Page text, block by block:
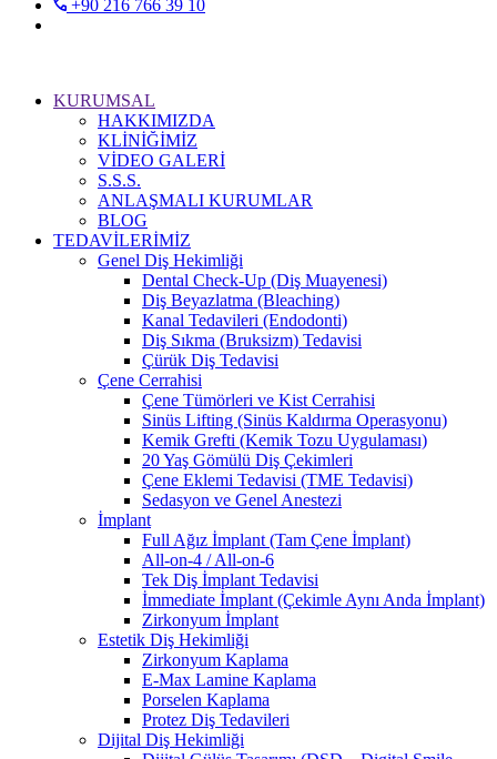
+90 216 766 39 10
KURUMSAL
HAKKIMIZDA
KLİNİĞİMİZ
VİDEO GALERİ
S.S.S.
ANLAŞMALI KURUMLAR
BLOG
TEDAVİLERİMİZ
Genel Diş Hekimliği
Dental Check-Up (Diş Muayenesi)
Diş Beyazlatma (Bleaching)
Kanal Tedavileri (Endodonti)
Diş Sıkma (Bruksizm) Tedavisi
Çürük Diş Tedavisi
Çene Cerrahisi
Çene Tümörleri ve Kist Cerrahisi
Sinüs Lifting (Sinüs Kaldırma Operasyonu)
Kemik Grefti (Kemik Tozu Uygulaması)
20 Yaş Gömülü Diş Çekimleri
Çene Eklemi Tedavisi (TME Tedavisi)
Sedasyon ve Genel Anestezi
İmplant
Full Ağız İmplant (Tam Çene İmplant)
All-on-4 / All-on-6
Tek Diş İmplant Tedavisi
İmmediate İmplant (Çekimle Aynı Anda İmplant)
Zirkonyum İmplant
Estetik Diş Hekimliği
Zirkonyum Kaplama
E-Max Lamine Kaplama
Porselen Kaplama
Protez Diş Tedavileri
Dijital Diş Hekimliği